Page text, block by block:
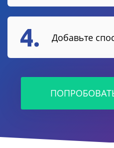
4. Добавьте